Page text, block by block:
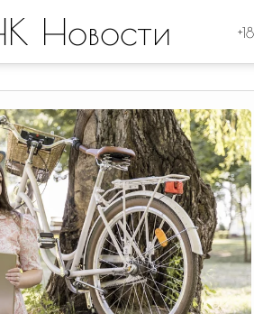
Новости +18